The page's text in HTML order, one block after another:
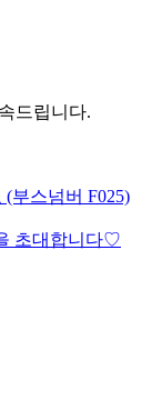
드립니다.
(부스넘버 F025)
초대합니다♡